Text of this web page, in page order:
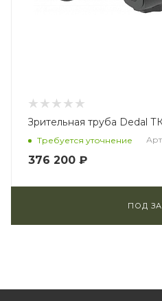
Зрительная труба Dedal
Требуется уточнение
376 200 ₽
ПОД